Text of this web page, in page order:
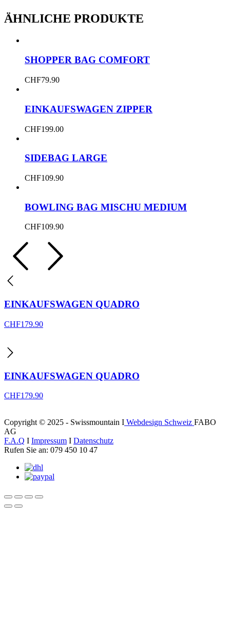
ÄHNLICHE PRODUKTE
SHOPPER BAG COMFORT
CHF79.90
EINKAUFSWAGEN ZIPPER
CHF199.00
SIDEBAG LARGE
CHF109.90
BOWLING BAG MISCHU MEDIUM
CHF109.90
EINKAUFSWAGEN QUADRO
CHF179.90
EINKAUFSWAGEN QUADRO
CHF179.90
Copyright © 2025 - Swissmountain I Webdesign Schweiz FABO
AG
F.A.Q I Impressum I Datenschutz
Rufen Sie an: 079 450 10 47